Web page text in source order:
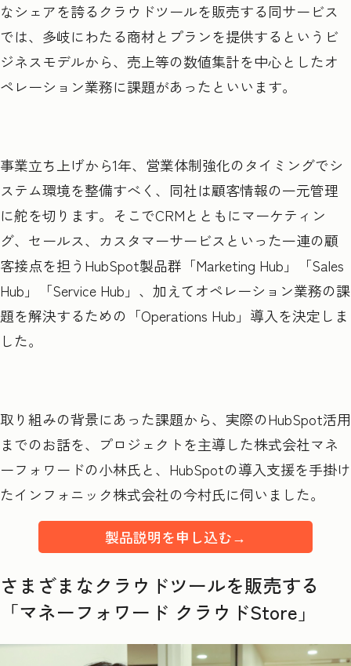
なシェアを誇るクラウドツールを販売する同サービス
では、多岐にわたる商材とプランを提供するというビ
ジネスモデルから、売上等の数値集計を中心としたオ
ペレーション業務に課題があったといいます。
事業立ち上げから1年、営業体制強化のタイミングでシ
ステム環境を整備すべく、同社は顧客情報の一元管理
に舵を切ります。そこでCRMとともにマーケティン
グ、セールス、カスタマーサービスといった一連の顧
客接点を担うHubSpot製品群「Marketing Hub」「Sales
Hub」「Service Hub」、加えてオペレーション業務の課
題を解決するための「Operations Hub」導入を決定しま
した。
取り組みの背景にあった課題から、実際のHubSpot活用
までのお話を、プロジェクトを主導した株式会社マネ
ーフォワードの小林氏と、HubSpotの導入支援を手掛け
たインフォニック株式会社の今村氏に伺いました。
製品説明を申し込む→
さまざまなクラウドツールを販売する
「マネーフォワード クラウドStore」